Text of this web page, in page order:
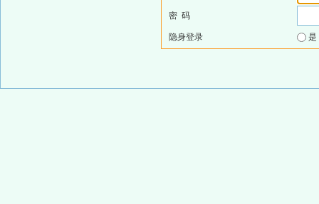
密 码
隐身登录